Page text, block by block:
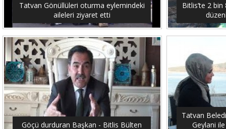
Tatvan Gönüllüleri oturma eylemindeki
aileleri ziyaret etti
Bitlis’te 2
Göçü durduran Başkan - Bitlis Bülten
Tatvan
Geylani